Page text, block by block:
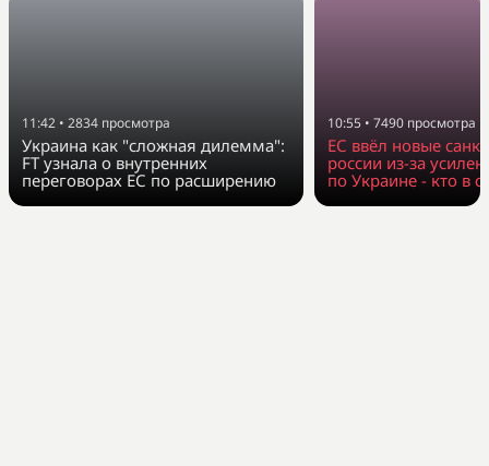
11:42 • 2834 просмотра
Украина как "сложная дилемма":
FT узнала о внутренних
переговорах ЕС по расширению
10:55 • 7490 просмотра
ЕС ввёл новые
россии из-за
по Украине - кто в